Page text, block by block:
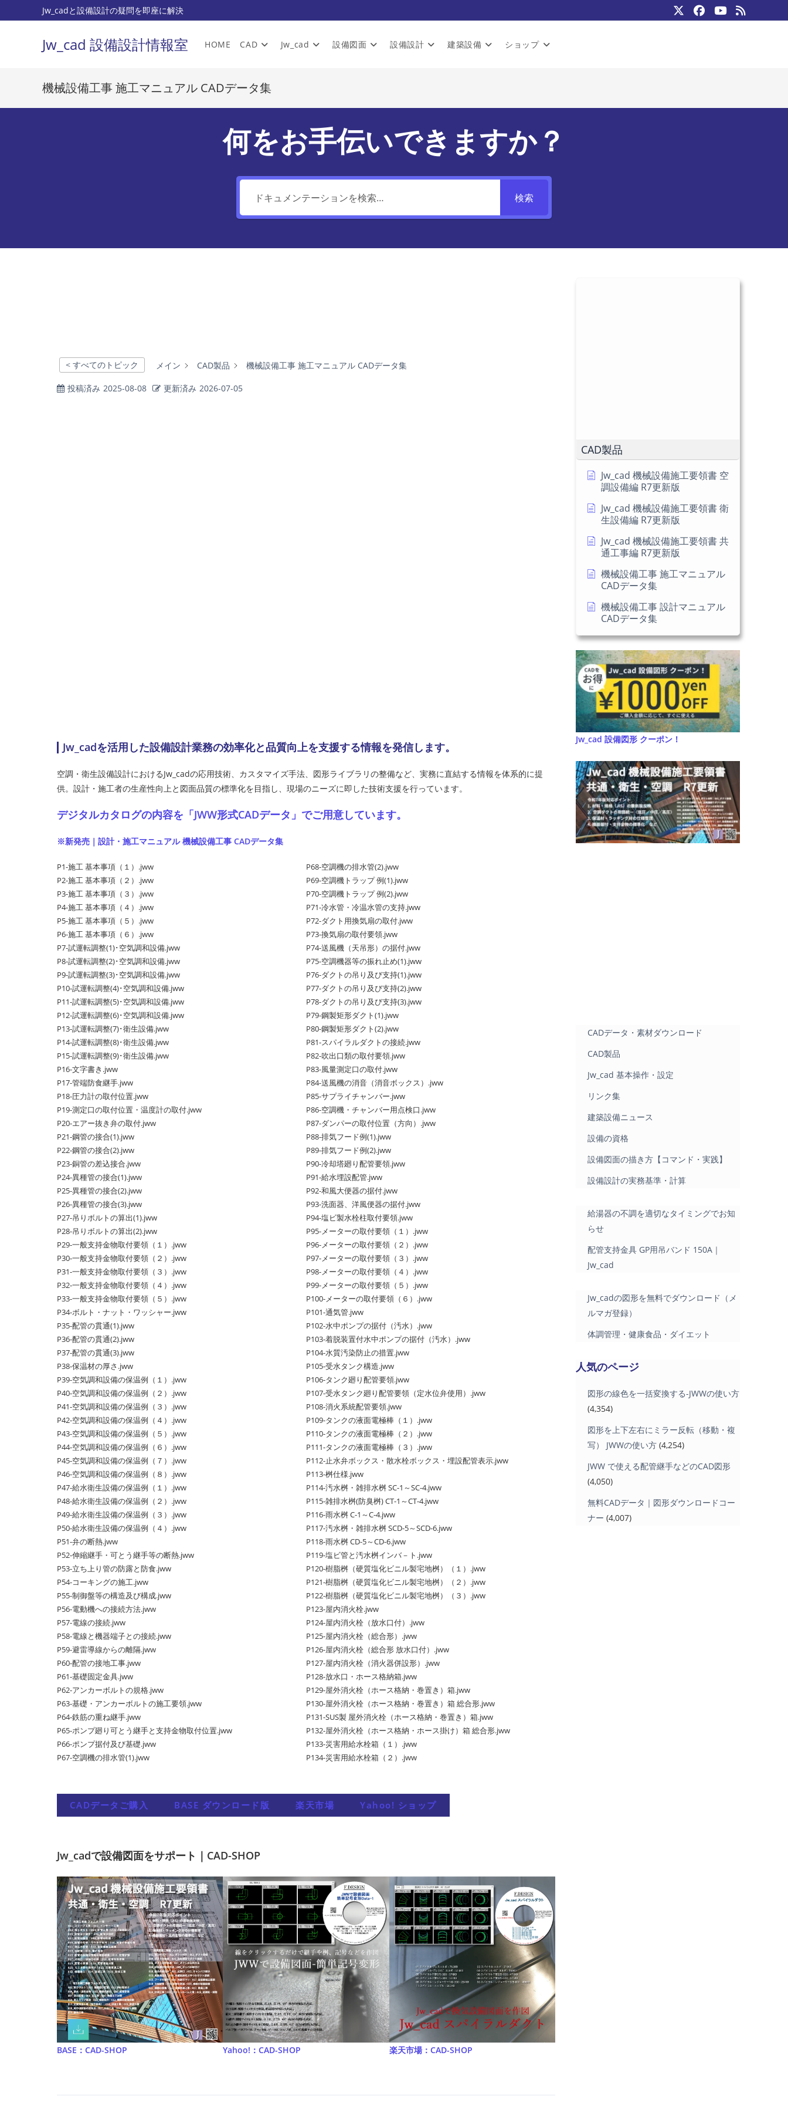
ン
キ
Jw_cadと設備設計の疑問を即座に解決
Jw_cad 設備設計情報室 HOME CAD Jw_cad 設備図面 設備設計 建築設備 ショップ
機械設備工事 施工マニュアル CADデータ集
何をお手伝いできますか？
検索
< すべてのトピック メイン CAD製品 機械設備工事 施工マニュアル CADデータ集
投稿済み 2025-08-08 更新済み 2026-07-05
Jw_cadを活用した設備設計業務の効率化と品質向上を支援する情報を発信します。
空調・衛生設備設計におけるJw_cadの応用技術、カスタマイズ手法、図形ライブラリの整備など、実務に直結する情報を体系的に提
供。設計・施工者の生産性向上と図面品質の標準化を目指し、現場のニーズに即した技術支援を行っています。
デジタルカタログの内容を「JWW形式CADデータ」でご用意しています。
※新発売｜設計・施工マニュアル 機械設備工事 CADデータ集
P1-施工 基本事項（１）.jww
P2-施工 基本事項（２）.jww
P3-施工 基本事項（３）.jww
P4-施工 基本事項（４）.jww
P5-施工 基本事項（５）.jww
P6-施工 基本事項（６）.jww
P7-試運転調整(1)･空気調和設備.jww
P8-試運転調整(2)･空気調和設備.jww
P9-試運転調整(3)･空気調和設備.jww
P10-試運転調整(4)･空気調和設備.jww
P11-試運転調整(5)･空気調和設備.jww
P12-試運転調整(6)･空気調和設備.jww
P13-試運転調整(7)･衛生設備.jww
P14-試運転調整(8)･衛生設備.jww
P15-試運転調整(9)･衛生設備.jww
P16-文字書き.jww
P17-管端防食継手.jww
P18-圧力計の取付位置.jww
P19-測定口の取付位置・温度計の取付.jww
P20-エアー抜き弁の取付.jww
P21-鋼管の接合(1).jww
P22-鋼管の接合(2).jww
P23-銅管の差込接合.jww
P24-異種管の接合(1).jww
P25-異種管の接合(2).jww
P26-異種管の接合(3).jww
P27-吊りボルトの算出(1).jww
P28-吊りボルトの算出(2).jww
P29-一般支持金物取付要領（１）.jww
P30-一般支持金物取付要領（２）.jww
P31-一般支持金物取付要領（３）.jww
P32-一般支持金物取付要領（４）.jww
P33-一般支持金物取付要領（５）.jww
P34-ボルト・ナット・ワッシャー.jww
P35-配管の貫通(1).jww
P36-配管の貫通(2).jww
P37-配管の貫通(3).jww
P38-保温材の厚さ.jww
P39-空気調和設備の保温例（１）.jww
P40-空気調和設備の保温例（２）.jww
P41-空気調和設備の保温例（３）.jww
P42-空気調和設備の保温例（４）.jww
P43-空気調和設備の保温例（５）.jww
P44-空気調和設備の保温例（６）.jww
P45-空気調和設備の保温例（７）.jww
P46-空気調和設備の保温例（８）.jww
P47-給水衛生設備の保温例（１）.jww
P48-給水衛生設備の保温例（２）.jww
P49-給水衛生設備の保温例（３）.jww
P50-給水衛生設備の保温例（４）.jww
P51-弁の断熱.jww
P52-伸縮継手・可とう継手等の断熱.jww
P53-立ち上り管の防露と防食.jww
P54-コーキングの施工.jww
P55-制御盤等の構造及び構成.jww
P56-電動機への接続方法.jww
P57-電線の接続.jww
P58-電線と機器端子との接続.jww
P59-避雷導線からの離隔.jww
P60-配管の接地工事.jww
P61-基礎固定金具.jww
P62-アンカーボルトの規格.jww
P63-基礎・アンカーボルトの施工要領.jww
P64-鉄筋の重ね継手.jww
P65-ポンプ廻り可とう継手と支持金物取付位置.jww
P66-ポンプ据付及び基礎.jww
P67-空調機の排水管(1).jww
P68-空調機の排水管(2).jww
P69-空調機トラップ 例(1).jww
P70-空調機トラップ 例(2).jww
P71-冷水管・冷温水管の支持.jww
P72-ダクト用換気扇の取付.jww
P73-換気扇の取付要領.jww
P74-送風機（天吊形）の据付.jww
P75-空調機器等の振れ止め(1).jww
P76-ダクトの吊り及び支持(1).jww
P77-ダクトの吊り及び支持(2).jww
P78-ダクトの吊り及び支持(3).jww
P79-鋼製矩形ダクト(1).jww
P80-鋼製矩形ダクト(2).jww
P81-スパイラルダクトの接続.jww
P82-吹出口類の取付要領.jww
P83-風量測定口の取付.jww
P84-送風機の消音（消音ボックス）.jww
P85-サプライチャンバー.jww
P86-空調機・チャンバー用点検口.jww
P87-ダンパーの取付位置（方向）.jww
P88-排気フード例(1).jww
P89-排気フード例(2).jww
P90-冷却塔廻り配管要領.jww
P91-給水埋設配管.jww
P92-和風大便器の据付.jww
P93-洗面器、洋風便器の据付.jww
P94-塩ビ製水栓柱取付要領.jww
P95-メーターの取付要領（１）.jww
P96-メーターの取付要領（２）.jww
P97-メーターの取付要領（３）.jww
P98-メーターの取付要領（４）.jww
P99-メーターの取付要領（５）.jww
P100-メーターの取付要領（６）.jww
P101-通気管.jww
P102-水中ポンプの据付（汚水）.jww
P103-着脱装置付水中ポンプの据付（汚水）.jww
P104-水質汚染防止の措置.jww
P105-受水タンク構造.jww
P106-タンク廻り配管要領.jww
P107-受水タンク廻り配管要領（定水位弁使用）.jww
P108-消火系統配管要領.jww
P109-タンクの液面電極棒（１）.jww
P110-タンクの液面電極棒（２）.jww
P111-タンクの液面電極棒（３）.jww
P112-止水弁ボックス・散水栓ボックス・埋設配管表示.jww
P113-桝仕様.jww
P114-汚水桝・雑排水桝 SC-1～SC-4.jww
P115-雑排水桝(防臭桝) CT-1～CT-4.jww
P116-雨水桝 C-1～C-4.jww
P117-汚水桝・雑排水桝 SCD-5～SCD-6.jww
P118-雨水桝 CD-5～CD-6.jww
P119-塩ビ管と汚水桝インバ－ト.jww
P120-樹脂桝（硬質塩化ビニル製宅地桝）（１）.jww
P121-樹脂桝（硬質塩化ビニル製宅地桝）（２）.jww
P122-樹脂桝（硬質塩化ビニル製宅地桝）（３）.jww
P123-屋内消火栓.jww
P124-屋内消火栓（放水口付）.jww
P125-屋内消火栓（総合形）.jww
P126-屋内消火栓（総合形 放水口付）.jww
P127-屋内消火栓（消火器併設形）.jww
P128-放水口・ホース格納箱.jww
P129-屋外消火栓（ホース格納・巻置き）箱.jww
P130-屋外消火栓（ホース格納・巻置き）箱 総合形.jww
P131-SUS製 屋外消火栓（ホース格納・巻置き）箱.jww
P132-屋外消火栓（ホース格納・ホース掛け）箱 総合形.jww
P133-災害用給水栓箱（１）.jww
P134-災害用給水栓箱（２）.jww
CADデータご購入 BASE ダウンロード版 楽天市場 Yahoo! ショップ
Jw_cadで設備図面をサポート｜CAD-SHOP
BASE：CAD-SHOP Yahoo!：CAD-SHOP 楽天市場：CAD-SHOP
CAD製品
Jw_cad 機械設備施工要領書 空
調設備編 R7更新版
Jw_cad 機械設備施工要領書 衛
生設備編 R7更新版
Jw_cad 機械設備施工要領書 共
通工事編 R7更新版
機械設備工事 施工マニュアル
CADデータ集
機械設備工事 設計マニュアル
CADデータ集
Jw_cad 設備図形 クーポン！
CADデータ・素材ダウンロード
CAD製品
Jw_cad 基本操作・設定
リンク集
建築設備ニュース
設備の資格
設備図面の描き方【コマンド・実践】
設備設計の実務基準・計算
給湯器の不調を適切なタイミングでお知
らせ
配管支持金具 GP用吊バンド 150A｜
Jw_cad
Jw_cadの図形を無料でダウンロード（メ
ルマガ登録）
体調管理・健康食品・ダイエット
人気のページ
図形の線色を一括変換する-JWWの使い方
(4,354)
図形を上下左右にミラー反転（移動・複
写） JWWの使い方 (4,254)
JWW で使える配管継手などのCAD図形
(4,050)
無料CADデータ｜図形ダウンロードコー
ナー (4,007)